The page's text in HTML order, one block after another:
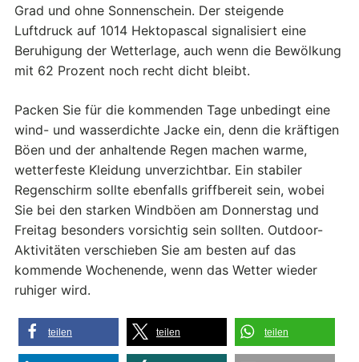
Grad und ohne Sonnenschein. Der steigende
Luftdruck auf 1014 Hektopascal signalisiert eine
Beruhigung der Wetterlage, auch wenn die Bewölkung
mit 62 Prozent noch recht dicht bleibt.
Packen Sie für die kommenden Tage unbedingt eine
wind- und wasserdichte Jacke ein, denn die kräftigen
Böen und der anhaltende Regen machen warme,
wetterfeste Kleidung unverzichtbar. Ein stabiler
Regenschirm sollte ebenfalls griffbereit sein, wobei
Sie bei den starken Windböen am Donnerstag und
Freitag besonders vorsichtig sein sollten. Outdoor-
Aktivitäten verschieben Sie am besten auf das
kommende Wochenende, wenn das Wetter wieder
ruhiger wird.
teilen teilen teilen